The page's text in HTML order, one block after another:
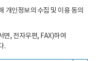
개인정보의 수집 및 이용 동의
면, 전자우편, FAX)하여
.